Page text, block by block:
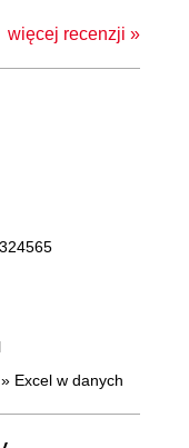
więcej recenzji »
» Excel w danych